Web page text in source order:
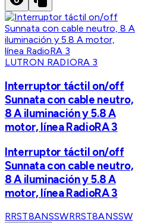
LUTRON RADIORA 3
Interruptor táctil on/off
Sunnata con cable neutro,
8 A iluminación y 5.8 A
motor, línea RadioRA 3
Interruptor táctil on/off
Sunnata con cable neutro,
8 A iluminación y 5.8 A
motor, línea RadioRA 3
RRST8ANSSWRRST8ANSSW